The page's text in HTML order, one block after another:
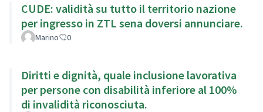
CUDE: validità su tutto il territorio nazione
per ingresso in ZTL sena doversi annunciare.
Marino 0
Diritti e dignità, quale inclusione lavorativa
per persone con disabilità inferiore al 100%
di invalidità riconosciuta.